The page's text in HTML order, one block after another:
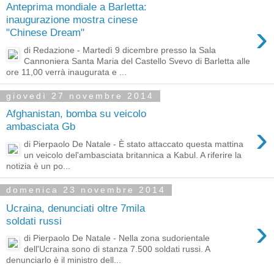
Anteprima mondiale a Barletta:
inaugurazione mostra cinese
"Chinese Dream"
›
di Redazione - Martedì 9 dicembre presso la Sala
Cannoniera Santa Maria del Castello Svevo di Barletta alle
ore 11,00 verrà inaugurata e ...
giovedì 27 novembre 2014
Afghanistan, bomba su veicolo
ambasciata Gb
›
di Pierpaolo De Natale - È stato attaccato questa mattina
un veicolo del'ambasciata britannica a Kabul. A riferire la
notizia è un po...
domenica 23 novembre 2014
Ucraina, denunciati oltre 7mila
soldati russi
›
di Pierpaolo De Natale - Nella zona sudorientale
dell'Ucraina sono di stanza 7.500 soldati russi. A
denunciarlo è il ministro dell...